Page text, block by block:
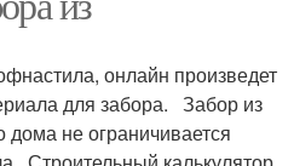
онлайн произведет
для забора. Забор из
дома не ограничивается